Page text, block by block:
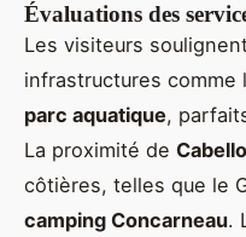
Évaluations des
Les visiteurs
infrastructures comme
parc aquatique,
La proximité de
côtières, telles que le
camping Concarneau.